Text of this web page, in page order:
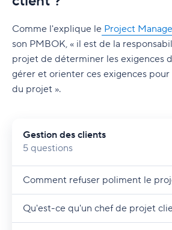
Suivi du temps d'un projet
Taux d'utilisation des employés
Progiciel de gestion intégré
Outils de gestion des ressources
Wrike pour les services
Glossaire
Comme l'explique le Project
son PMBOK, « il est de la
projet de déterminer les exigences
gérer et orienter ces exigences
du projet ».
Gestion des clients
5 questions
Comment refuser poliment le
Qu'est-ce qu'un chef de projet